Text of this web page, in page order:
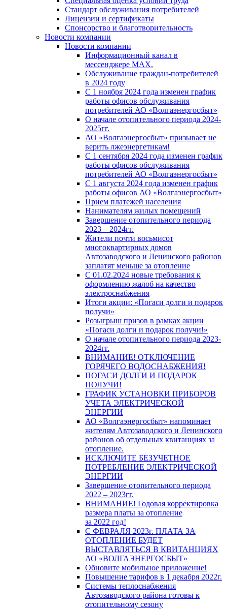
Стандарт обслуживания потребителей
Лицензии и сертификаты
Спонсорство и благотворительность
Новости компании
Новости компании
Информационный канал в
мессенджере MAX.
Обслуживание граждан-потребителей
в 2024 году
С 1 ноября 2024 года изменен график
работы офисов обслуживания
потребителей АО «Волгаэнергосбыт»
О начале отопительного периода 2024-
2025гг.
АО «Волгаэнергосбыт» призывает не
верить лжеэнергетикам!
С 1 сентября 2024 года изменен график
работы офисов обслуживания
потребителей АО «Волгаэнергосбыт»
С 1 августа 2024 года изменен график
работы офисов АО «Волгаэнергосбыт»
Прием платежей населения
Нанимателям жилых помещений
Завершение отопительного периода
2023 – 2024гг.
Жители почти восьмисот
многоквартирных домов
Автозаводского и Ленинского районов
заплатят меньше за отопление
С 01.02.2024 новые требования к
оформлению жалоб на качество
электроснабжения
Итоги акции: «Погаси долги и подарок
получи»
Розыгрыш призов в рамках акции
«Погаси долги и подарок получи!»
О начале отопительного периода 2023-
2024гг.
ВНИМАНИЕ! ОТКЛЮЧЕНИЕ
ГОРЯЧЕГО ВОДОСНАБЖЕНИЯ!
ПОГАСИ ДОЛГИ И ПОДАРОК
ПОЛУЧИ!
ГРАФИК УСТАНОВКИ ПРИБОРОВ
УЧЕТА ЭЛЕКТРИЧЕСКОЙ
ЭНЕРГИИ
АО «Волгаэнергосбыт» напоминает
жителям Автозаводского и Ленинского
районов об отдельных квитанциях за
отопление.
ИСКЛЮЧИТЕ БЕЗУЧЕТНОЕ
ПОТРЕБЛЕНИЕ ЭЛЕКТРИЧЕСКОЙ
ЭНЕРГИИ
Завершение отопительного периода
2022 – 2023гг.
ВНИМАНИЕ! Годовая корректировка
размера платы за отопление
за 2022 год!
С ФЕВРАЛЯ 2023г. ПЛАТА ЗА
ОТОПЛЕНИЕ БУДЕТ
ВЫСТАВЛЯТЬСЯ В КВИТАНЦИЯХ
АО «ВОЛГАЭНЕРГОСБЫТ»
Обновите мобильное приложение!
Повышение тарифов в 1 декабря 2022г.
Системы теплоснабжения
Автозаводского района готовы к
отопительному сезону